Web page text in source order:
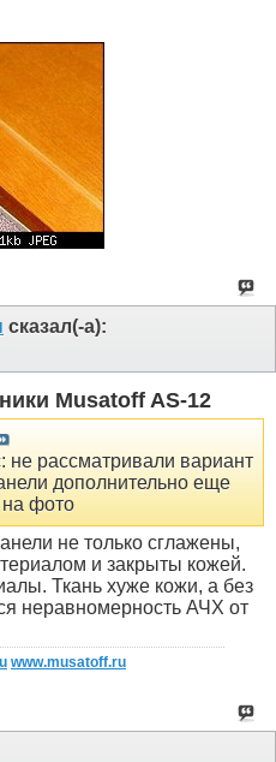
сказал(-а):
Musatoff AS-12
не рассматривали вариант
дополнительно еще
фото
не только сглажены,
и закрыты кожей.
Ткань хуже кожи, а без
неравномерность АЧХ от
www.musatoff.ru